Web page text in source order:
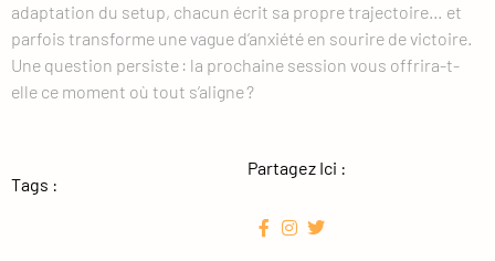
adaptation du setup, chacun écrit sa propre trajectoire… et
parfois transforme une vague d’anxiété en sourire de victoire.
Une question persiste : la prochaine session vous offrira-t-
elle ce moment où tout s’aligne ?
Tags :
Partagez Ici :